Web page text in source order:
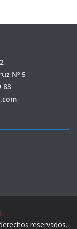
Nº 5
83
reservados.